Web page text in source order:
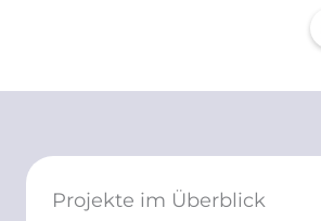
Projekte im Überblick